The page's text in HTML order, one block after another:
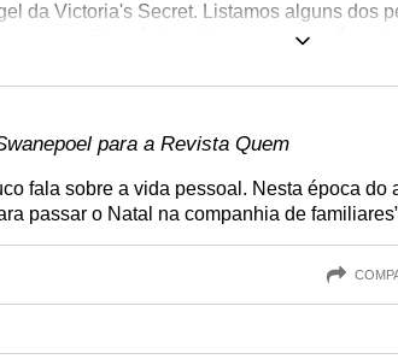
da Victoria's Secret. Listamos alguns dos
filantrópica africana para você
para a Revista Quem
fala sobre a vida pessoal. Nesta época do
passar o Natal na companhia de